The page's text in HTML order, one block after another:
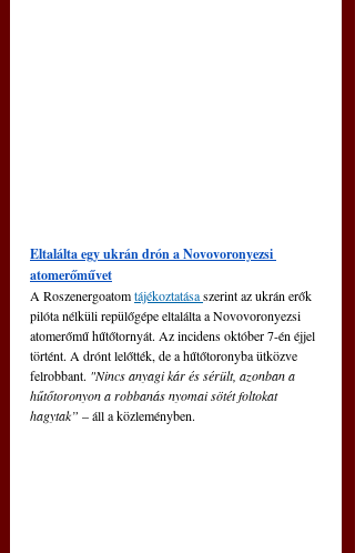
Eltalálta egy ukrán drón a Novovoronyezsi
atomerőművet
A Roszenergoatom tájékoztatása szerint az ukrán erők
pilóta nélküli repülőgépe eltalálta a Novovoronyezsi
atomerőmű hűtőtornyát. Az incidens október 7-én éjjel
történt. A drónt lelőtték, de a hűtőtoronyba ütközve
felrobbant. "Nincs anyagi kár és sérült, azonban a
hűtőtoronyon a robbanás nyomai sötét foltokat
hagytak” – áll a közleményben.